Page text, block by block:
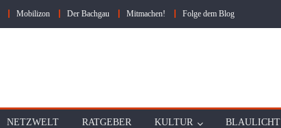
Mobilizon Der Bachgau Mitmachen! Folge dem Blog
NETZWELT RATGEBER KULTUR BLAULICHT